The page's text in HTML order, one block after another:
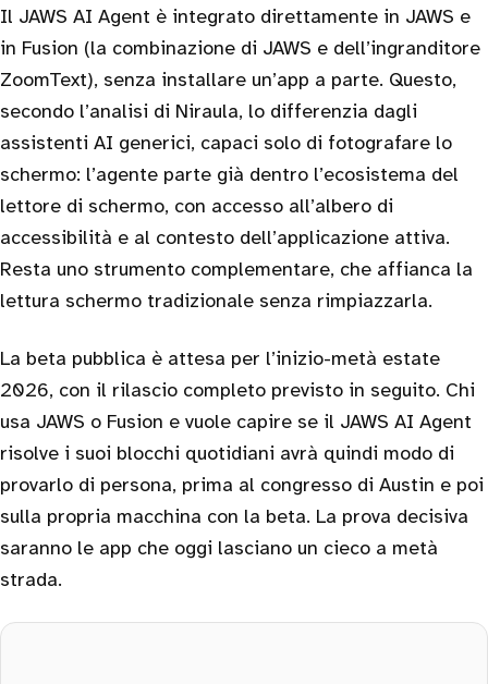
Il JAWS AI Agent è integrato direttamente in JAWS e
in Fusion (la combinazione di JAWS e dell’ingranditore
ZoomText), senza installare un’app a parte. Questo,
secondo l’analisi di Niraula, lo differenzia dagli
assistenti AI generici, capaci solo di fotografare lo
schermo: l’agente parte già dentro l’ecosistema del
lettore di schermo, con accesso all’albero di
accessibilità e al contesto dell’applicazione attiva.
Resta uno strumento complementare, che affianca la
lettura schermo tradizionale senza rimpiazzarla.
La beta pubblica è attesa per l’inizio-metà estate
2026, con il rilascio completo previsto in seguito. Chi
usa JAWS o Fusion e vuole capire se il JAWS AI Agent
risolve i suoi blocchi quotidiani avrà quindi modo di
provarlo di persona, prima al congresso di Austin e poi
sulla propria macchina con la beta. La prova decisiva
saranno le app che oggi lasciano un cieco a metà
strada.